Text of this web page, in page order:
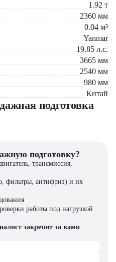
1.92 тонны для удобной
транспортировки
высокая проходимость на
регулируемое сиденье и
климат-контроль
незаменимым помощником в
и ландшафтных работ,
и удобство.
1.92 т
2360 мм
0.04 м³
Yanmar
19.85 л.с.
3665 мм
2540 мм
980 мм
Китай
подготовка
подготовку?
трансмиссия,
фильтры, антифриз) и их
работы под нагрузкой
закрепит за вами